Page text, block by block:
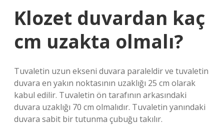
Klozet duvardan kaç
cm uzakta olmalı?
Tuvaletin uzun ekseni duvara paraleldir ve tuvaletin
duvara en yakın noktasının uzaklığı 25 cm olarak
kabul edilir. Tuvaletin ön tarafının arkasındaki
duvara uzaklığı 70 cm olmalıdır. Tuvaletin yanındaki
duvara sabit bir tutunma çubuğu takılır.